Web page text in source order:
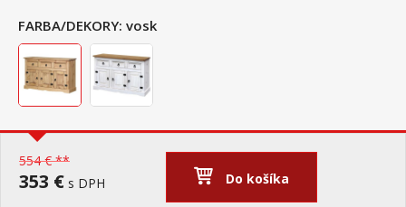
FARBA/DEKORY: vosk
554 € **
353 € s DPH Do košíka